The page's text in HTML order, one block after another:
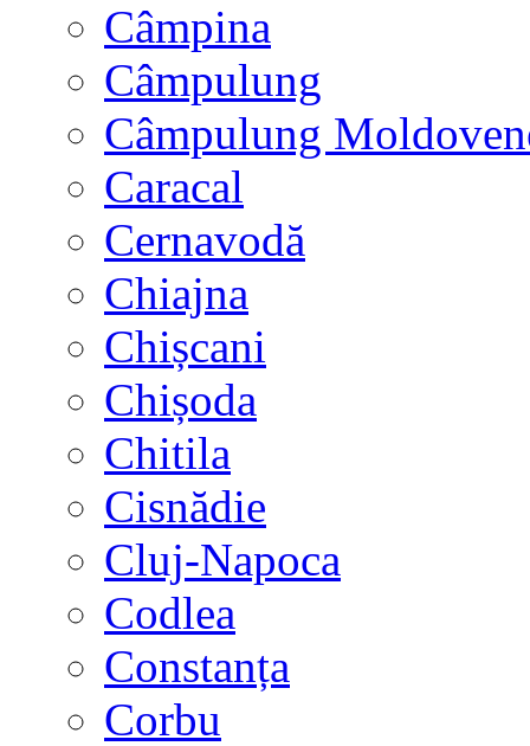
Câmpina
Câmpulung
Câmpulung
Caracal
Cernavodă
Chiajna
Chișcani
Chișoda
Chitila
Cisnădie
Cluj-Napoca
Codlea
Constanța
Corbu